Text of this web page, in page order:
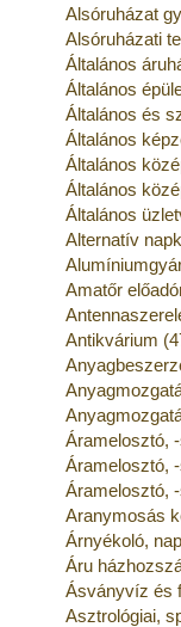
Alsóruházat
Alsóruházati
Általános
Általános
Általános és
Általános
Általános
Általános
Általános
Alternatív
Amatőr
Antikvárium
Áramelosztó,
Áramelosztó,
Áramelosztó,
Aranymosás
Árnyékoló,
Áru
Ásványvíz és
Asztrológiai,